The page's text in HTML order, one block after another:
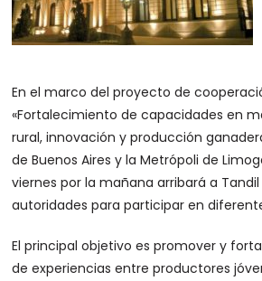
En el marco del proyecto de
«Fortalecimiento de capacidades en
rural, innovación y producción
de Buenos Aires y la Metrópoli de
viernes por la mañana arribará a
autoridades para participar en
El principal objetivo es promover y
de experiencias entre productores